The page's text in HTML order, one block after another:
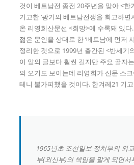
것이 베트남전 종전 20주년을 맞아 <한
기고한 ‘광기의 베트남전쟁을 회고하면
온 리영희산문선 <희망>에 수록돼 있다
젊은 문인을 상대로 한 ‘베트남에 먼저
정리한 것으로 1999년 출간된 <반세기
이 앞의 글보다 훨씬 길지만 주요 골자
의 오기도 보이는데 리영희가 신문 스
테니 불가피했을 것이다. 한겨레21 기
1965년초 조선일보 정치부의 외
부(외신부)의 책임을 맡게 되면서